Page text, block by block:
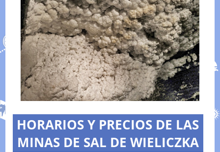
HORARIOS Y PRECIOS DE LAS
MINAS DE SAL DE WIELICZKA